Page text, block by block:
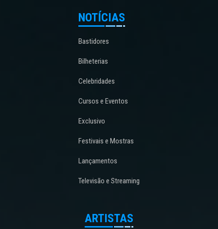
NOTÍCIAS
Bastidores
Bilheterias
Celebridades
Cursos e Eventos
Exclusivo
Festivais e Mostras
Lançamentos
Televisão e Streaming
ARTISTAS